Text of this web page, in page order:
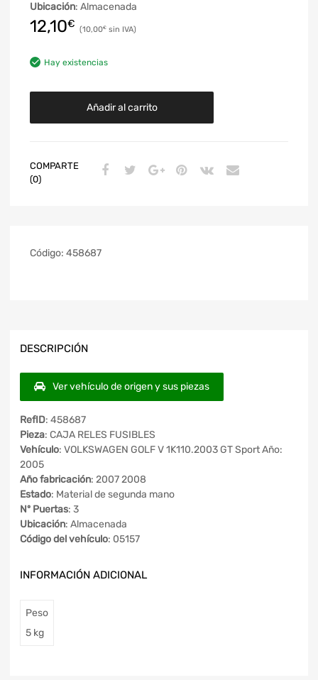
Ubicación: Almacenada
12,10€ 10,00€
Hay existencias
Añadir al carrito
COMPARTE
(0)
Código: 458687
DESCRIPCIÓN
Ver vehículo de origen y sus piezas
RefID: 458687
Pieza: CAJA RELES FUSIBLES
Vehículo: VOLKSWAGEN GOLF V 1K110.2003 GT Sport Año:
2005
Año fabricación: 2007 2008
Estado: Material de segunda mano
Nº Puertas: 3
Ubicación: Almacenada
Código del vehículo: 05157
INFORMACIÓN ADICIONAL
Peso
5 kg